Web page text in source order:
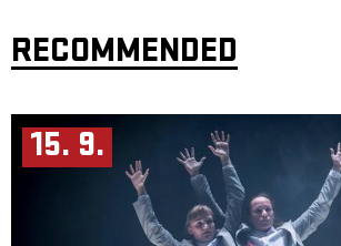
dramaturgie: Barbara Herz
scénář: kolektiv
performance: Matěj Šíma, Sebastian Vopěnka, Matěj Šumbera
světelný design: Martin Špetlík
video design: Linda Arbanová
zvukový design: Jan Pniak
produkce: Tantehorse, Jan Honeiser
Koprodukce: Palác Akropolis
Odborný partner: Liga Otevřených Mužů, Filozofický ústav
RECOMMENDED
15. 9.